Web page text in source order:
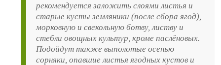
рекомендуется заложить слоями листья и
старые кусты земляники (после сбора ягод),
морковную и свекольную ботву, листву и
стебли овощных культур, кроме паслёновых.
Подойдут также выполотые осенью
сорняки, опавшие листья ягодных кустов и